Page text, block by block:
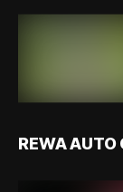
REWA AUTO